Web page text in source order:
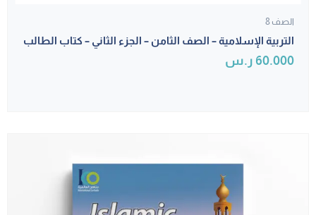
الصف 8
التربية الإسلامية – الصف الثامن – الجزء الثاني – كتاب الطالب
60.000 ر.س